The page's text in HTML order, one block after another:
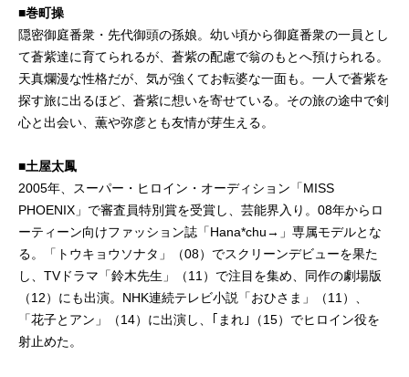
■巻町操
隠密御庭番衆・先代御頭の孫娘。幼い頃から御庭番衆の一員とし
て蒼紫達に育てられるが、蒼紫の配慮で翁のもとへ預けられる。
天真爛漫な性格だが、気が強くてお転婆な一面も。一人で蒼紫を
探す旅に出るほど、蒼紫に想いを寄せている。その旅の途中で剣
心と出会い、薫や弥彦とも友情が芽生える。
■土屋太鳳
2005年、スーパー・ヒロイン・オーディション「MISS
PHOENIX」で審査員特別賞を受賞し、芸能界入り。08年からロ
ーティーン向けファッション誌「Hana*chu→」専属モデルとな
る。「トウキョウソナタ」（08）でスクリーンデビューを果た
し、TVドラマ「鈴木先生」（11）で注目を集め、同作の劇場版
（12）にも出演。NHK連続テレビ小説「おひさま」（11）、
「花子とアン」（14）に出演し、｢まれ｣（15）でヒロイン役を
射止めた。